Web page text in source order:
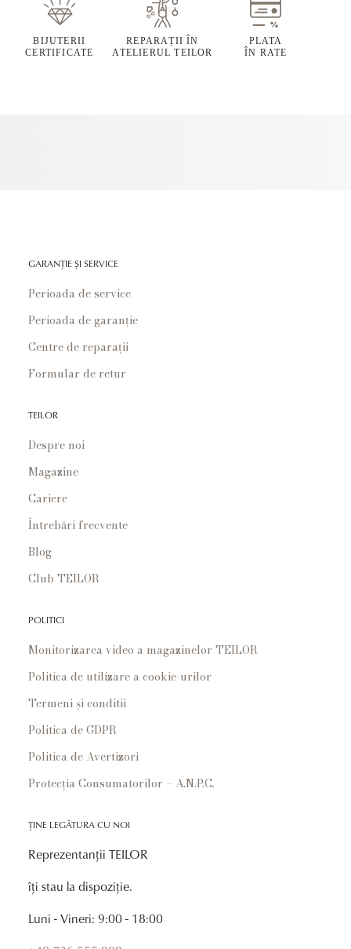
BIJUTERII
CERTIFICATE
REPARAȚII ÎN
ATELIERUL TEILOR
PLATA
ÎN RATE
GARANȚIE ȘI SERVICE
Perioada de service
Perioada de garanție
Centre de reparații
Formular de retur
TEILOR
Despre noi
Magazine
Cariere
Întrebări frecvente
Blog
Club TEILOR
POLITICI
Monitorizarea video a magazinelor TEILOR
Politica de utilizare a cookie-urilor
Termeni și conditii
Politica de GDPR
Politica de Avertizori
Protecția Consumatorilor – A.N.P.C.
ȚINE LEGĂTURA CU NOI
Reprezentanții TEILOR
îți stau la dispoziție.
Luni - Vineri: 9:00 - 18:00